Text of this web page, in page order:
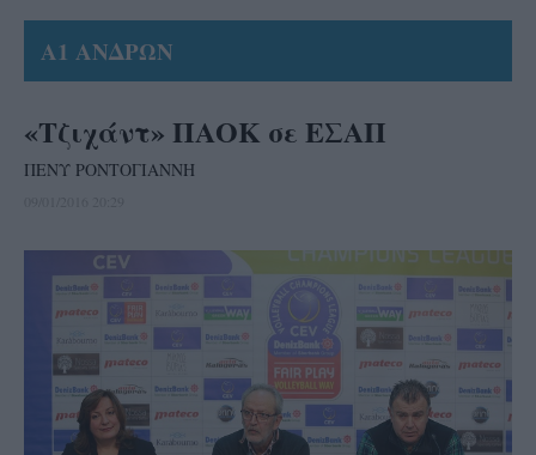
Α1 ΑΝΔΡΩΝ
«Τζιχάντ» ΠΑΟΚ σε ΕΣΑΠ
ΠΕΝΥ ΡΟΝΤΟΓΙΑΝΝΗ